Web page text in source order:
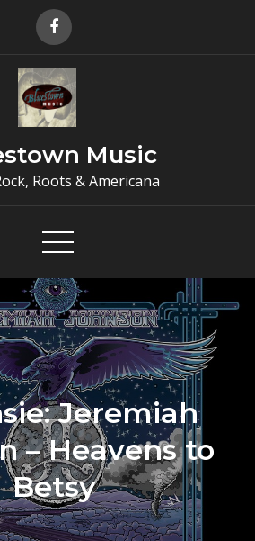
Music
Roots & Americana
Jeremiah
– Heavens to
Betsy